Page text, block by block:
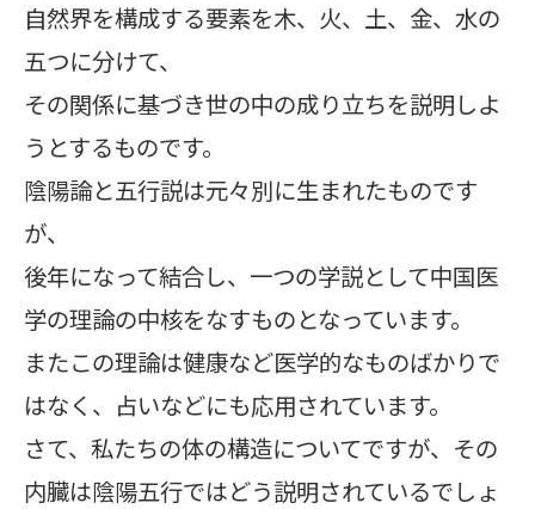
自然界を構成する要素を木、火、土、金、水の
五つに分けて、
その関係に基づき世の中の成り立ちを説明しよ
うとするものです。
陰陽論と五行説は元々別に生まれたものです
が、
後年になって結合し、一つの学説として中国医
学の理論の中核をなすものとなっています。
またこの理論は健康など医学的なものばかりで
はなく、占いなどにも応用されています。
さて、私たちの体の構造についてですが、その
内臓は陰陽五行ではどう説明されているでしょ